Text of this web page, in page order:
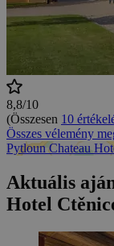
8,8/10
(Összesen 10
Összes vélemény
Pytloun Chateau
Aktuális
Hotel